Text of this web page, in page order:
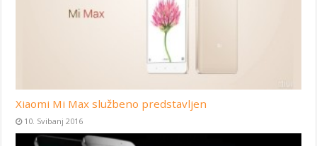
Xiaomi Mi Max službeno predstavljen
10. Svibanj 2016